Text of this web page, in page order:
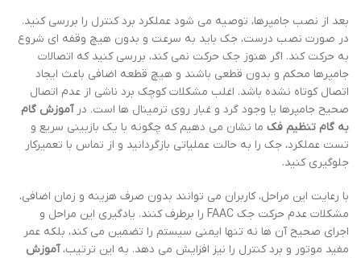
بعد از نصب جامپرها، توصیه می شود عملکرد برد کنترل را بررسی کنید.
در صورت نصب درست، جک باید به سرعت و بدون هیچ وقفه ای شروع
به حرکت کند. اگر هنوز جک حرکت نمی کند، بررسی کنید که اتصالات
جامپرها محکم و بدون قطعی باشند و هیچ قطعه اضافی باعث ایجاد
اتصال کوتاه نشده باشد. اغلب مشکلات کوچک برد ناشی از عدم اتصال
صحیح جامپرها یا وجود گرد و غبار روی ترمینال ها است. درآموزش گام
به گام تنظیم فک ما نشان می دهیم که چگونه با یک بازبینی سریع و
تست عملکرد، جک را به حالت عملیاتی بازگردانید و از تماس با تعمیرکار
جلوگیری کنید.
با رعایت این مراحل، کاربران می توانند بدون صرف هزینه و زمان اضافی،
مشکلات عدم حرکت جک FAAC را برطرف کنند. یادگیری این مراحل و
اجرای صحیح آن ها نه تنها ایمنی سیستم را تضمین می کند، بلکه عمر
مفید موتور و برد کنترل را نیز افزایش می دهد. به این ترتیب،آموزش